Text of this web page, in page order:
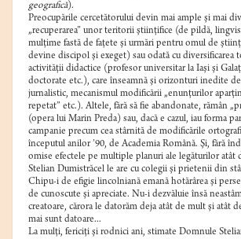
geografică).
Preocupările cercetătorului devin mai ample şi mai
„recuperarea” unor teritorii ştiinţifice (de pildă,
mulţime fastă de faţete şi urmări pentru omul de
devine discipol şi exeget) sau odată cu diversificarea
activităţii didactice (profesor universitar la Iaşi şi
doctorate etc.), care înseamnă şi orizonturi inedite
jurnalistic, mecanismul modificării „enunţurilor
repetat” etc.). Altele, fără să fie abandonate, rămân
(opera lui Marin Preda) sau, dacă e cazul, iau forma
campanie precum cea stârnită de modificările
începutul anilor ’90, de Academia Română. Şi, fără
omise efectele pe multiple planuri ale legăturilor atât
Stelian Dumistrăcel le are cu colegii şi prietenii din
Chipu-i de efigie lincolniană emană hotărârea şi
de cunoscute şi apreciate. Nu-i dezvăluie însă
creatoare, cărora le datorăm deja atât de mult şi atât
mai sunt datoare...
La mulţi, fericiţi şi rodnici ani, stimate Domnule